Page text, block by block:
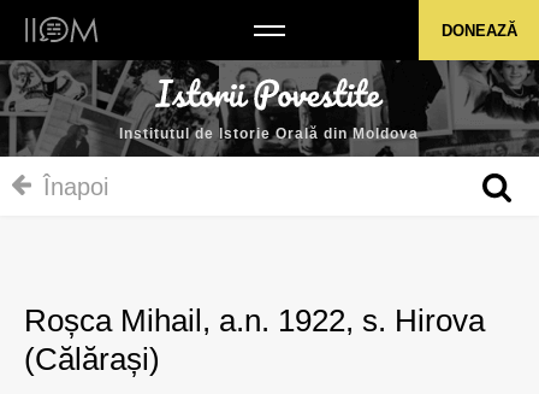
Institutul de Istorie Orală din MoldovaDONEAZĂ
Institutul de Istorie Orală din Moldova
Înapoi
Roșca Mihail, a.n. 1922, s. Hirova
(Călărași)